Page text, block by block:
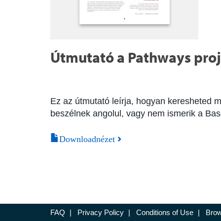
Útmutató a Pathways
Ez az útmutató leírja, hogyan keresheted
beszélnek angolul, vagy nem ismerik a
Downloadnézet
FAQ | Privacy Policy | Conditions of Use |